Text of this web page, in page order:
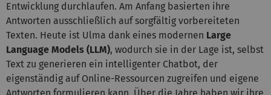
Entwicklung durchlaufen. Am Anfang basierten ihre
Antworten ausschließlich auf sorgfältig vorbereiteten
Texten. Heute ist Ulma dank eines modernen Large
Language Models (LLM), wodurch sie in der Lage ist, selbst
Text zu generieren ein intelligenter Chatbot, der
eigenständig auf Online-Ressourcen zugreifen und eigene
Antworten formulieren kann. Über die Jahre haben wir ihre